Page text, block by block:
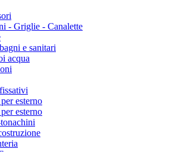
- Griglie - Canalette
e sanitari
acqua
esterno
esterno